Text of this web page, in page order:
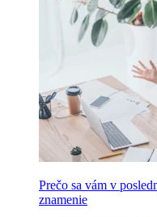
Prečo sa vám v
znamenie